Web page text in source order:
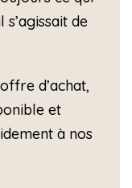
de
d’achat,
et
à nos